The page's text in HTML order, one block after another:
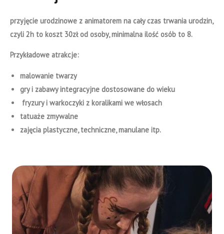
przyjęcie urodzinowe z animatorem na cały czas trwania urodzin,
czyli 2h to koszt 30zł od osoby, minimalna ilość osób to 8.
Przykładowe atrakcje:
malowanie twarzy
gry i zabawy integracyjne dostosowane do wieku
fryzury i warkoczyki z koralikami we włosach
tatuaże zmywalne
zajęcia plastyczne, techniczne, manulane itp.